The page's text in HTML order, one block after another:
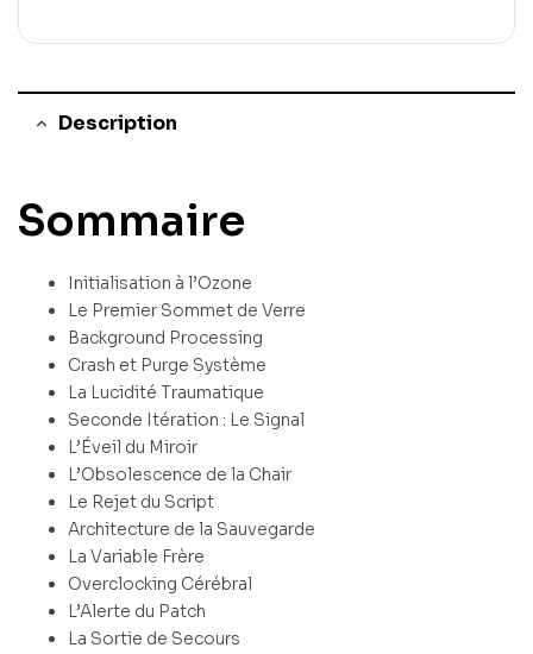
Description
Sommaire
Initialisation à l’Ozone
Le Premier Sommet de Verre
Background Processing
Crash et Purge Système
La Lucidité Traumatique
Seconde Itération : Le Signal
L’Éveil du Miroir
L’Obsolescence de la Chair
Le Rejet du Script
Architecture de la Sauvegarde
La Variable Frère
Overclocking Cérébral
L’Alerte du Patch
La Sortie de Secours